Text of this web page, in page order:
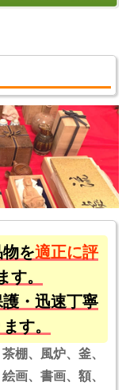
を適正に評
す。
・迅速丁寧
す。
棚、風炉、釜、
画、書画、額、